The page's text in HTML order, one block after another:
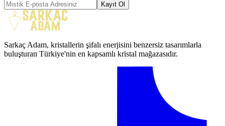
Kayıt Ol
Sarkaç Adam, kristallerin şifalı enerjisini benzersiz tasarımlarla
buluşturan Türkiye'nin en kapsamlı kristal mağazasıdır.